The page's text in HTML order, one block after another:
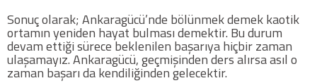
Sonuç olarak; Ankaragücü’nde bölünmek demek kaotik
ortamın yeniden hayat bulması demektir. Bu durum
devam ettiği sürece beklenilen başarıya hiçbir zaman
ulaşamayız. Ankaragücü, geçmişinden ders alırsa asıl o
zaman başarı da kendiliğinden gelecektir.